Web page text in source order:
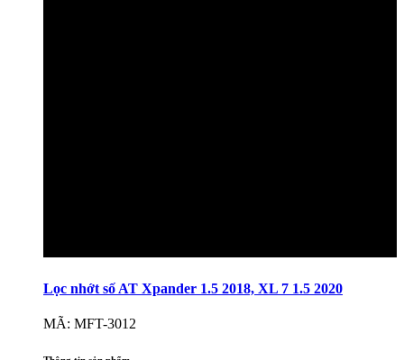
Lọc nhớt số AT Xpander 1.5 2018, XL 7 1.5 2020
MÃ: MFT-3012